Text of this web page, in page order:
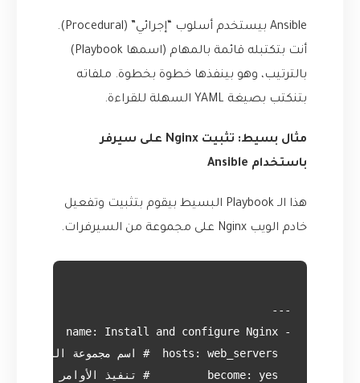
Ansible بيستخدم أسلوب “إجرائي” (Procedural).
أنت بتكتبله قائمة بالمهام (اسمها Playbook)
بالترتيب، وهو بينفذها خطوة بخطوة. ملفاته
بتنكتب بصيغة YAML السهلة للقراءة.
مثال بسيط: تثبيت Nginx على سيرفر
باستخدام Ansible
هذا الـ Playbook البسيط بيقوم بتثبيت وتفعيل
خادم الويب Nginx على مجموعة من السيرفرات.